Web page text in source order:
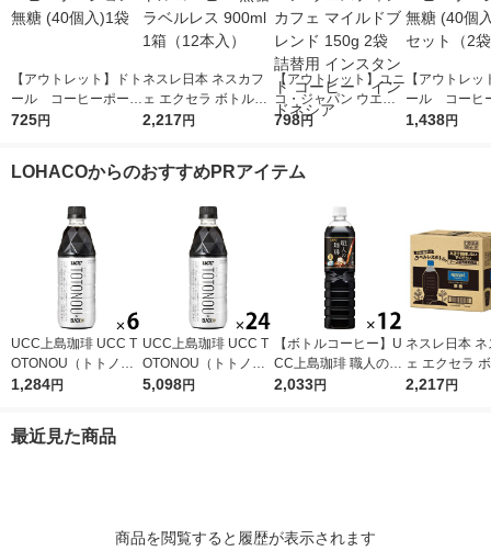
【アウトレット】ドト
ール コーヒーポーシ
ョン 無糖 (40個入)1袋
725円
ネスレ日本 ネスカフ
ェ エクセラ ボトルコ
ーヒー 無糖 ラベルレ
2,217円
【アウトレット】ユニ
コ・ジャパン ウエス
ティンカフェ マイル
コーヒー インドネシ
798円
【アウトレッ
ール コーヒ
ョン 無糖
1,438円
LOHACOからのおすすめPRアイテム
UCC上島珈琲 UCC T
OTONOU（トトノ
ウ） by BLACK無糖 5
1,284円
UCC上島珈琲 UCC T
OTONOU（トトノ
ウ） by BLACK無糖 5
5,098円
【ボトルコーヒー】U
CC上島珈琲 職人の珈
琲 無糖 900ml 1箱（1
2,033円
ネスレ日本
ェ エクセラ
ーヒー 無糖
2,217円
最近見た商品
商品を閲覧すると履歴が表示されます